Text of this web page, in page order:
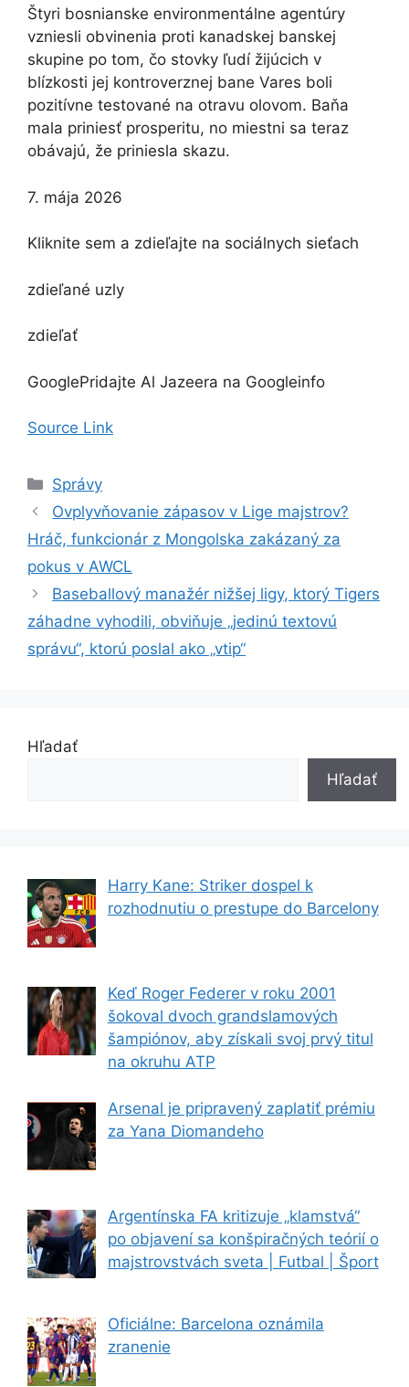
Štyri bosnianske environmentálne agentúry
vzniesli obvinenia proti kanadskej banskej
skupine po tom, čo stovky ľudí žijúcich v
blízkosti jej kontroverznej bane Vares boli
pozitívne testované na otravu olovom. Baňa
mala priniesť prosperitu, no miestni sa teraz
obávajú, že priniesla skazu.
Zverejnené
mája
7. mája 2026
Kliknite sem a zdieľajte na sociálnych sieťach
zdieľané uzly
zdieľať
GooglePridajte Al Jazeera na Googleinfo
Source Link
Kategórie
Správy
Ovplyvňovanie zápasov v Lige majstrov?
Hráč, funkcionár z Mongolska zakázaný za
pokus v AWCL
Baseballový manažér nižšej ligy, ktorý Tigers
záhadne vyhodili, obviňuje „jedinú textovú
správu“, ktorú poslal ako „vtip“
Hľadať
Hľadať
Harry Kane: Striker dospel k
rozhodnutiu o prestupe do Barcelony
Keď Roger Federer v roku 2001
šokoval dvoch grandslamových
šampiónov, aby získali svoj prvý titul
na okruhu ATP
Arsenal je pripravený zaplatiť prémiu
za Yana Diomandeho
Argentínska FA kritizuje „klamstvá“
po objavení sa konšpiračných teórií o
majstrovstvách sveta | Futbal | Šport
Oficiálne: Barcelona oznámila
zranenie